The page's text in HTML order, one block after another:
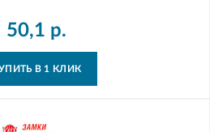
50,1 р.
В 1 КЛИК